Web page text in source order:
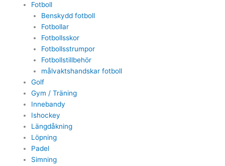
Fotboll
Benskydd fotboll
Fotbollar
Fotbollsskor
Fotbollsstrumpor
Fotbollstillbehör
målvaktshandskar fotboll
Golf
Gym / Träning
Innebandy
Ishockey
Längdåkning
Löpning
Padel
Simning